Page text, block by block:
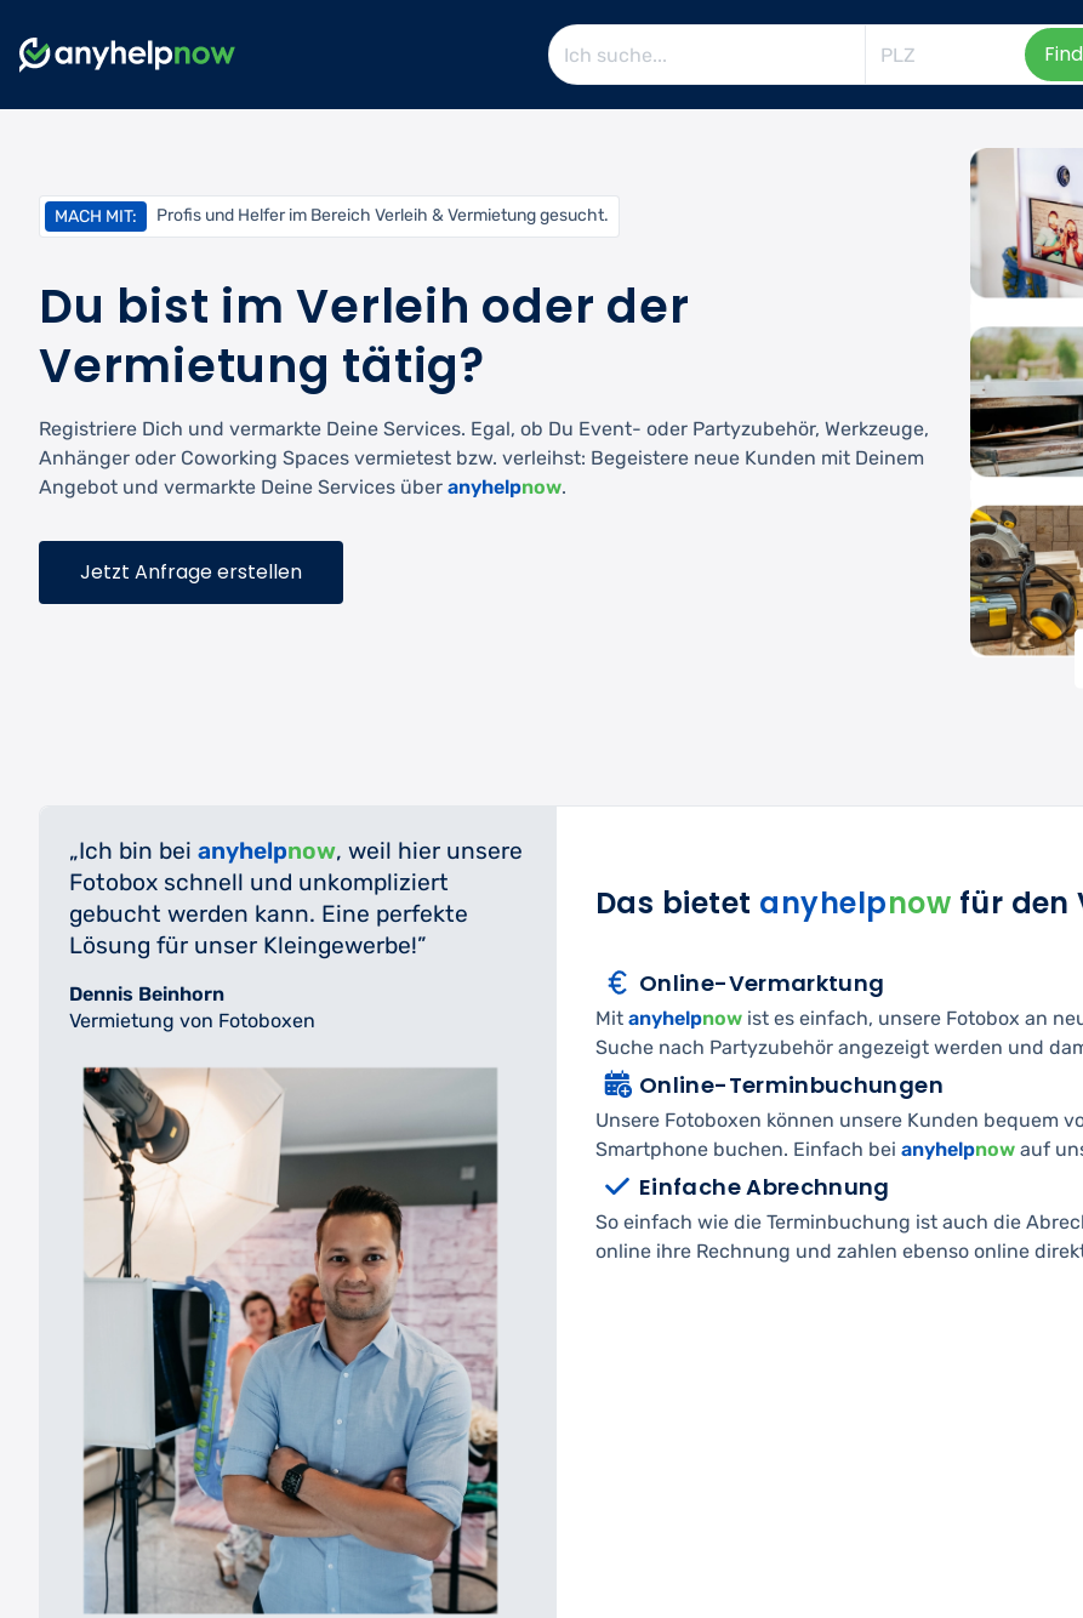
MACH MIT: Profis und Helfer im Bereich Verleih & Vermietung gesucht.
Du bist im Verleih oder der
Vermietung tätig?
Registriere Dich und vermarkte Deine Services. Egal, ob Du Event- oder Partyzubehör, Werkzeuge,
Anhänger oder Coworking Spaces vermietest bzw. verleihst: Begeistere neue Kunden mit Deinem
Angebot und vermarkte Deine Services über anyhelpnow.
Jetzt Anfrage erstellen
Ich bin bei anyhelpnow, weil hier unsere
Fotobox schnell und unkompliziert
gebucht werden kann. Eine perfekte
Lösung für unser Kleingewerbe!
Dennis Beinhorn
Vermietung von Fotoboxen
Das bietet anyhelpnow für den
Online-Vermarktung
Mit anyhelpnow ist es einfach, unsere Fotobox an
Suche nach Partyzubehör angezeigt werden und
Online-Terminbuchungen
Unsere Fotoboxen können unsere Kunden bequem
Smartphone buchen. Einfach bei anyhelpnow auf
Einfache Abrechnung
So einfach wie die Terminbuchung ist auch die
online ihre Rechnung und zahlen ebenso online